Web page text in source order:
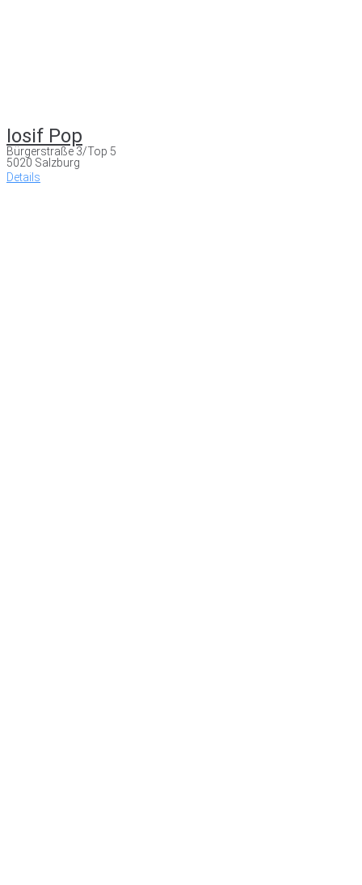
Iosif Pop
Bürgerstraße 3/Top 5
5020 Salzburg
Details